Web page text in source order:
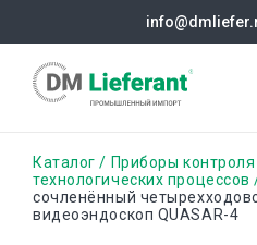
основному
содержанию
Строка
навигации
Каталог
Приборы
технологических процессов
сочленённый
видеоэндоскоп QUASAR-4